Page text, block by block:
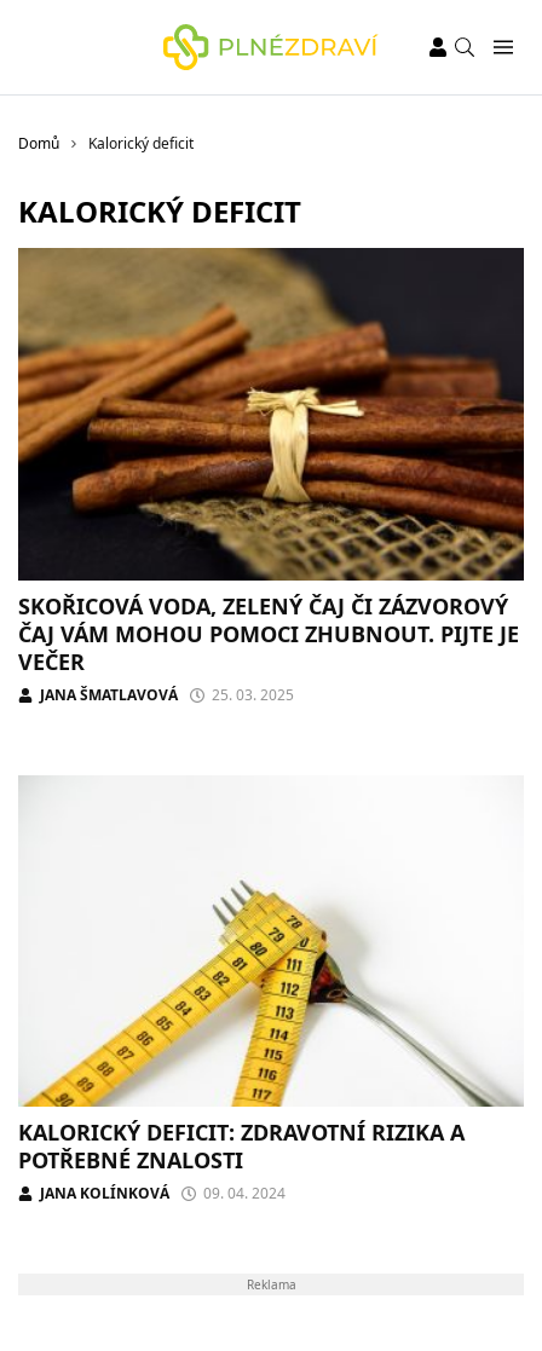
Domů Kalorický deficit
KALORICKÝ DEFICIT
SKOŘICOVÁ VODA, ZELENÝ ČAJ ČI ZÁZVOROVÝ
ČAJ VÁM MOHOU POMOCI ZHUBNOUT. PIJTE JE
VEČER
JANA ŠMATLAVOVÁ 25. 03. 2025
KALORICKÝ DEFICIT: ZDRAVOTNÍ RIZIKA A
POTŘEBNÉ ZNALOSTI
JANA KOLÍNKOVÁ 09. 04. 2024
Reklama